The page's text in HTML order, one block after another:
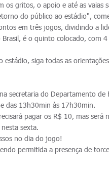
os gritos, o apoio e até as vaias
do público ao estádio",
em três jogos, dividindo a
é o quinto colocado, com
estádio, siga todas as
na secretaria do Departamento
das 13h30min às 17h30min.
pagar os R$ 10, mas
sexta.
no dia do jogo!
permitida a presença de